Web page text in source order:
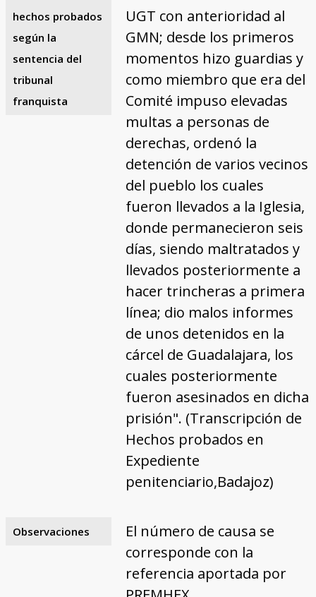
hechos probados
según la
sentencia del
tribunal
franquista
UGT con anterioridad al
GMN; desde los primeros
momentos hizo guardias y
como miembro que era del
Comité impuso elevadas
multas a personas de
derechas, ordenó la
detención de varios vecinos
del pueblo los cuales
fueron llevados a la Iglesia,
donde permanecieron seis
días, siendo maltratados y
llevados posteriormente a
hacer trincheras a primera
línea; dio malos informes
de unos detenidos en la
cárcel de Guadalajara, los
cuales posteriormente
fueron asesinados en dicha
prisión". (Transcripción de
Hechos probados en
Expediente
penitenciario,Badajoz)
Observaciones
El número de causa se
corresponde con la
referencia aportada por